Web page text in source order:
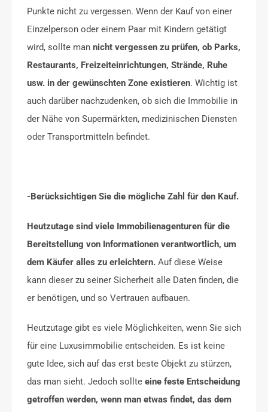
Punkte nicht zu vergessen. Wenn der Kauf von einer
Einzelperson oder einem Paar mit Kindern getätigt
wird, sollte man nicht vergessen zu prüfen, ob Parks,
Restaurants, Freizeiteinrichtungen, Strände, Ruhe
usw. in der gewünschten Zone existieren. Wichtig ist
auch darüber nachzudenken, ob sich die Immobilie in
der Nähe von Supermärkten, medizinischen Diensten
oder Transportmitteln befindet.
-Berücksichtigen Sie die mögliche Zahl für den Kauf.
Heutzutage sind viele Immobilienagenturen für die
Bereitstellung von Informationen verantwortlich, um
dem Käufer alles zu erleichtern. Auf diese Weise
kann dieser zu seiner Sicherheit alle Daten finden, die
er benötigen, und so Vertrauen aufbauen.
Heutzutage gibt es viele Möglichkeiten, wenn Sie sich
für eine Luxusimmobilie entscheiden. Es ist keine
gute Idee, sich auf das erst beste Objekt zu stürzen,
das man sieht. Jedoch sollte eine feste Entscheidung
getroffen werden, wenn man etwas findet, das dem